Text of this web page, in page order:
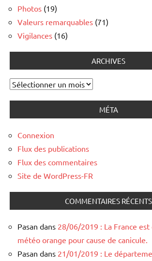
Photos (19)
Valeurs remarquables (71)
Vigilances (16)
ARCHIVES
Archives
MÉTA
Connexion
Flux des publications
Flux des commentaires
Site de WordPress-FR
COMMENTAIRES RÉCENTS
Pasan dans 28/06/2019 : La France est
météo orange pour cause de canicule.
Pasan dans 21/01/2019 : Le